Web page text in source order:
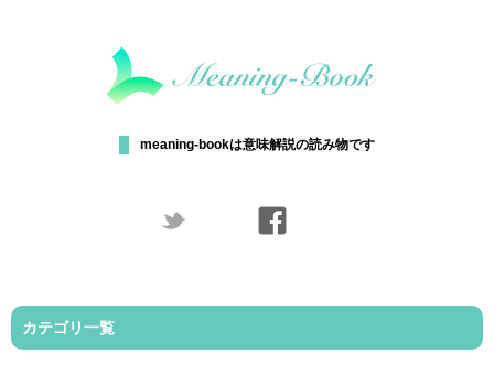
meaning-bookは意味解説の読み物です
カテゴリ一覧